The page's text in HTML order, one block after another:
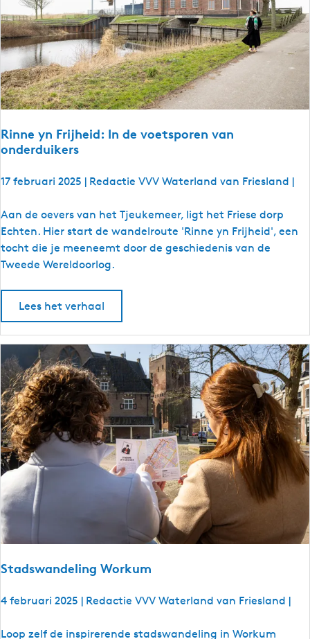
n
t
r
p
i
n
S
n
e
,
I
J
l
t
S
l
o
t
e
n
Rinne yn Frijheid: In de voetsporen van
onderduikers
17 februari 2025 | Redactie VVV Waterland van Friesland |
R
i
n
n
r
i
j
h
e
i
d
:
I
n
d
e
v
o
t
p
Aan de oevers van het Tjeukemeer, ligt het Friese dorp
Echten. Hier start de wandelroute 'Rinne yn Frijheid', een
tocht die je meeneemt door de geschiedenis van de
Tweede Wereldoorlog.
Lees het verhaal
Stadswandeling Workum
4 februari 2025 | Redactie VVV Waterland van Friesland |
S
Loop zelf de inspirerende stadswandeling in Workum